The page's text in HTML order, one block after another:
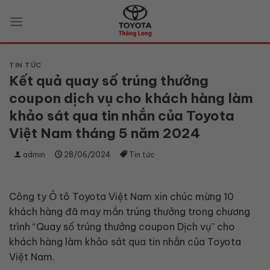
TIN TỨC
Kết quả quay số trúng thưởng
coupon dịch vụ cho khách hàng làm
khảo sát qua tin nhắn của Toyota
Việt Nam tháng 5 năm 2024
admin 28/06/2024 Tin tức
Công ty Ô tô Toyota Việt Nam xin chúc mừng 10
khách hàng đã may mắn trúng thưởng trong chương
trình “Quay số trúng thưởng coupon Dịch vụ” cho
khách hàng làm khảo sát qua tin nhắn của Toyota
Việt Nam.